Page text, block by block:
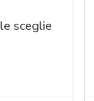
sceglie